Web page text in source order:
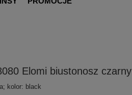
Elomi biustonosz czarny
kolor: black